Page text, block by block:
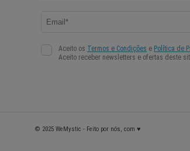
© 2025 WeMystic - Feito por nós, com ♥